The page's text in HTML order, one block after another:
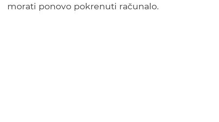
morati ponovo pokrenuti računalo.